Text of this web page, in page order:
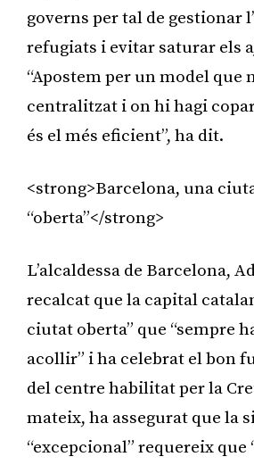
governs per tal de gestionar
refugiats i evitar saturar els
“Apostem per un model que
centralitzat i on hi hagi
és el més eficient”, ha dit.
<strong>Barcelona, una
“oberta”</strong>
L’alcaldessa de Barcelona,
recalcat que la capital
ciutat oberta” que “sempre
acollir” i ha celebrat el bon
del centre habilitat per la
mateix, ha assegurat que la
“excepcional” requereix que